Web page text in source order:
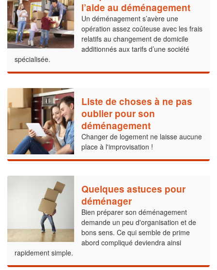
l’aide au déménagement
Un déménagement s’avère une
opération assez coûteuse avec les frais
relatifs au changement de domicile
additionnés aux tarifs d’une société
spécialisée.
Liste de choses à ne pas
oublier pour son
déménagement
Changer de logement ne laisse aucune
place à l'improvisation !
Quelques astuces pour
déménager
Bien préparer son déménagement
demande un peu d'organisation et de
bons sens. Ce qui semble de prime
abord compliqué deviendra ainsi
rapidement simple.